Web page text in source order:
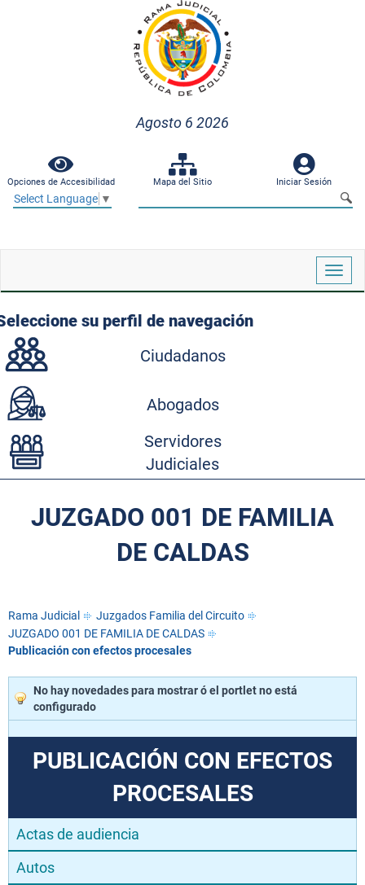
Agosto 6 2026
Opciones de Accesibilidad Mapa del Sitio Iniciar Sesión
Select Language ▼
su perfil de navegación
Ciudadanos
Abogados
Servidores
Judiciales
JUZGADO 001 DE FAMILIA
DE CALDAS
Rama Judicial
Juzgados Familia del Circuito
JUZGADO 001 DE FAMILIA DE CALDAS
Publicación con efectos procesales
No hay novedades para mostrar ó el portlet no está
configurado
PUBLICACIÓN CON EFECTOS
PROCESALES
Actas de audiencia
Autos